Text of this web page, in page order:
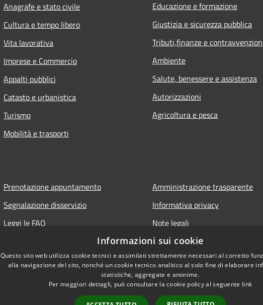
Anagrafe e stato civile
Cultura e tempo libero
Vita lavorativa
Imprese e Commercio
Appalti pubblici
Catasto e urbanistica
Turismo
Mobilità e trasporti
Educazione e formazione
Giustizia e sicurezza pubblica
Tributi,finanze e
Ambiente
Salute, benessere e assistenza
Autorizzazioni
Agricoltura e pesca
Prenotazione appuntamento
Segnalazione disservizio
Leggi le FAQ
Amministrazione trasparente
Informativa privacy
Note legali
Dichiarazione di accessibilità
Informazioni sui cookie
Questo sito web utilizza cookie tecnici e assimilati strettamente necessari al corretto
alla navigazione del sito, nonché un cookie tecnico analitico al solo fine di elaborare
statistiche, aggregate e anonime.
Per maggiori dettagli, può consultare la cookie policy al seguente link